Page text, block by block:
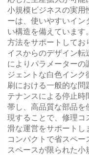
小規模ビジネスの実用
ーは、使いやすいイ
い構造を備えています
方法をサポートしてお
イスからのデザイン
によりパラメーターの
ジェントな白色イン
刷における一般的な
テナンスによる停止
帯し、高品質な部品を
現することで、修理コ
滑な運営をサポートし
コンパクトで省スペ
スペースが限られた